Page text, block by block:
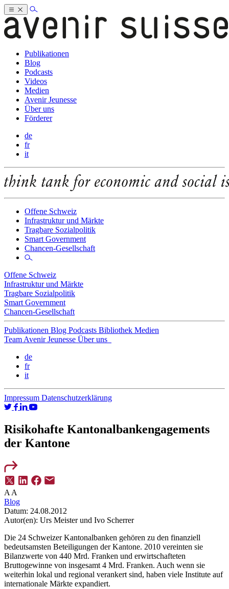
Publikationen
Blog
Podcasts
Videos
Medien
Avenir Jeunesse
Über uns
Förderer
de
fr
it
Offene Schweiz
Infrastruktur und Märkte
Tragbare Sozialpolitik
Smart Government
Chancen-Gesellschaft
Offene Schweiz
Infrastruktur und Märkte
Tragbare Sozialpolitik
Smart Government
Chancen-Gesellschaft
Publikationen Blog Podcasts Bibliothek Medien
Team Avenir Jeunesse Über uns
de
fr
it
Impressum Datenschutzerklärung
Risikohafte Kantonalbankengagements
der Kantone
A A
Blog
Datum: 24.08.2012
Autor(en): Urs Meister und Ivo Scherrer
Die 24 Schweizer Kantonalbanken gehören zu den finanziell
bedeutsamsten Beteiligungen der Kantone. 2010 vereinten sie
Bilanzwerte von 440 Mrd. Franken und erwirtschafteten
Bruttogewinne von insgesamt 4 Mrd. Franken. Auch wenn sie
weiterhin lokal und regional verankert sind, haben viele Institute auf
internationale Märkte expandiert.